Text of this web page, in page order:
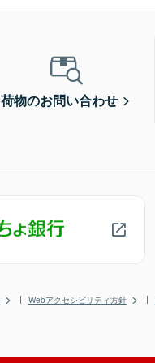
荷物のお問い合わせ
Webアクセシビリティ方針